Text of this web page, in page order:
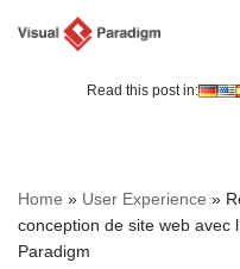
Read this post in:
Home » User Experience »
conception de site web avec
Paradigm